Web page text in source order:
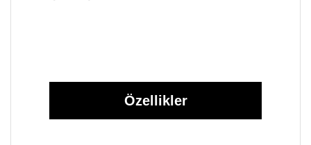
Özellikler